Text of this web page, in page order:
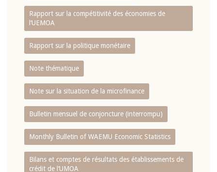
Rapport sur la compétitivité des économies de
l‘UEMOA
Rapport sur la politique monétaire
Note thématique
Note sur la situation de la microfinance
Bulletin mensuel de conjoncture (interrompu)
Monthly Bulletin of WAEMU Economic Statistics
Bilans et comptes de résultats des établissements de
crédit de l‘UMOA